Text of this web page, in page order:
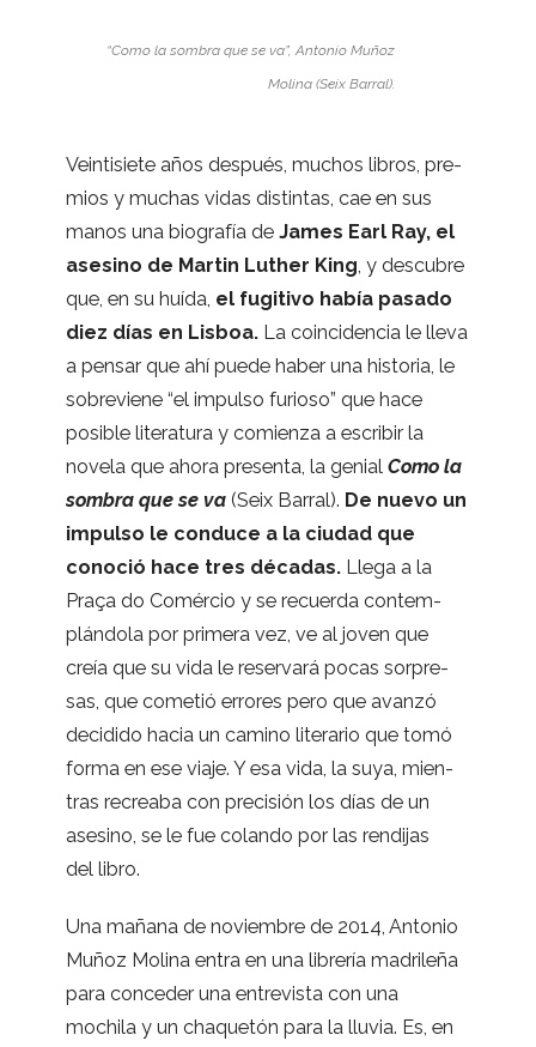
“Como la som­bra que se va”, Anto­nio Muñoz
Molina (Seix Barral).
Vein­ti­siete años des­pués, muchos libros, pre­
mios y muchas vidas dis­tin­tas, cae en sus
manos una bio­gra­fía de James Earl Ray, el
ase­sino de Mar­tin Lut­her King , y des­cu­bre
que, en su huída, el fugi­tivo había pasado
diez días en Lis­boa.La coin­ci­den­cia le lleva
a pen­sar que ahí puede haber una his­to­ria, le
sobre­viene “el impulso furioso” que hace
posi­ble lite­ra­tura y comienza a escri­bir la
novela que ahora pre­senta, la genial Como la
som­bra que se va(Seix Barral). De nuevo un
impulso le con­duce a la ciu­dad que
cono­ció hace tres déca­das.Llega a la
Praça do Comér­cio y se recuerda con­tem­
plán­dola por pri­mera vez, ve al joven que
creía que su vida le reser­vará pocas sor­pre­
sas, que come­tió erro­res pero que avanzó
deci­dido hacia un camino lite­ra­rio que tomó
forma en ese viaje. Y esa vida, la suya, mien­
tras recreaba con pre­ci­sión los días de un
ase­sino, se le fue colando por las ren­di­jas
del libro.
Una mañana de noviem­bre de 2014, Anto­nio
Muñoz Molina entra en una libre­ría madri­leña
para con­ce­der una entre­vista con una
mochila y un cha­que­tón para la llu­via. Es, en